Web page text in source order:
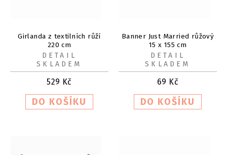
Girlanda z textilních růží
220 cm
529 Kč
DETAIL
SKLADEM
Banner Just Married růžový
15 x 155 cm
69 Kč
DETAIL
SKLADEM